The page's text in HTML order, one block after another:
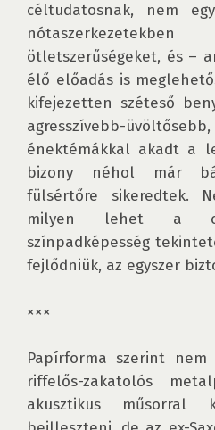
céltudatosnak, nem
ötletszerűségeket, és –
élő előadás is
kifejezetten széteső
agresszívebb-
énektémákkal akadt a
bizony néhol már
fülsértőre sikeredtek.
milyen lehet a
színpadképesség
fejlődniük, az egyszer
×××
Papírforma szerint
riffelős-zakatolós
akusztikus